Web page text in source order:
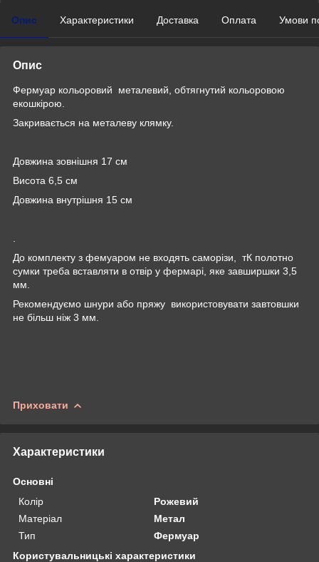
Опис Характеристики Доставка Оплата Умови
Опис
Фермуар кольоровий металевий, обтягнутий кольоровою
екошкірою.
Закривається на металеву клямку.
Довжина зовнішня 17 см
Висота 6,5 см
Довжина внутрішня 15 см
До комплекту з фемуаром не входять саморізи, тК полотно
сумки треба вставляти в отвір у фермарі, яке завширшки 3,5
мм.
Рекомендуємо шнури або пряжу використовувати завтовшки
не більш ніж 3 мм.
Приховати
Характеристики
Основні
Колір
Рожевий
Матеріал
Метал
Тип
Фермуар
Користувальницькі характеристики